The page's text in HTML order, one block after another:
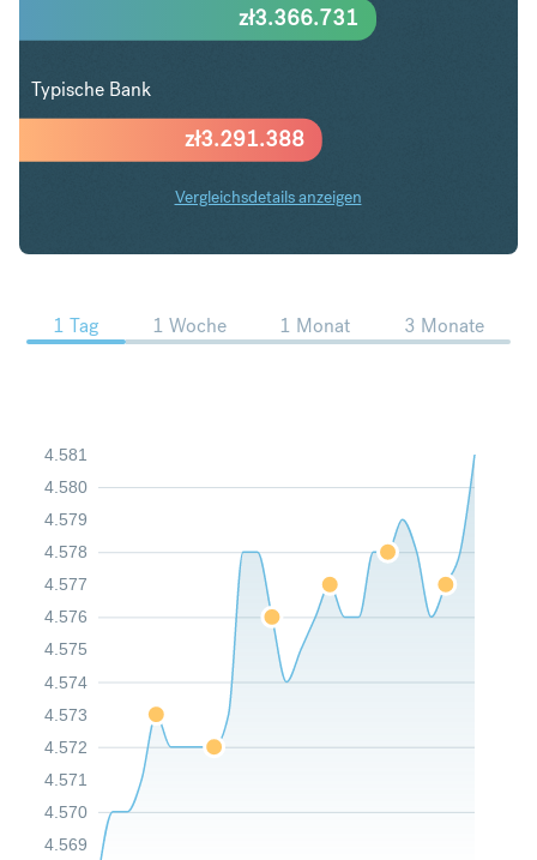
zł3.291.388
zł3.366.731
Typische Bank
Vergleichsdetails anzeigen
CHF in PLN Trends
1 Tag 1 Woche 1 Monat 3 Monate
4.569
4.570
4.571
4.572
4.573
4.574
4.575
4.576
4.577
4.578
4.579
4.580
4.581